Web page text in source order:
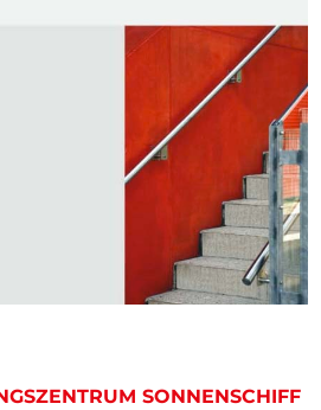
SONNENSCHIFF